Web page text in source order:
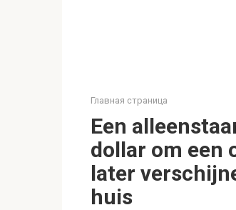
Главная страница
Een
dollar om een
later
huis